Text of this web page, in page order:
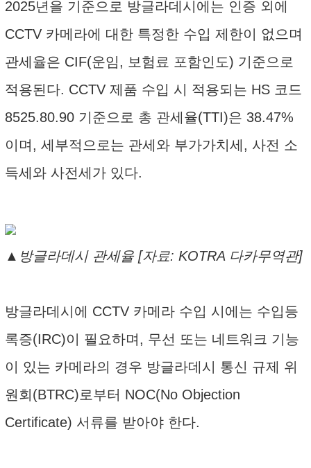
2025년을 기준으로 방글라데시에는 인증 외에
CCTV 카메라에 대한 특정한 수입 제한이 없으며
관세율은 CIF(운임, 보험료 포함인도) 기준으로
적용된다. CCTV 제품 수입 시 적용되는 HS 코드
8525.80.90 기준으로 총 관세율(TTI)은 38.47%
이며, 세부적으로는 관세와 부가가치세, 사전 소
득세와 사전세가 있다.
▲방글라데시 관세율 [자료: KOTRA 다카무역관]
방글라데시에 CCTV 카메라 수입 시에는 수입등
록증(IRC)이 필요하며, 무선 또는 네트워크 기능
이 있는 카메라의 경우 방글라데시 통신 규제 위
원회(BTRC)로부터 NOC(No Objection
Certificate) 서류를 받아야 한다.